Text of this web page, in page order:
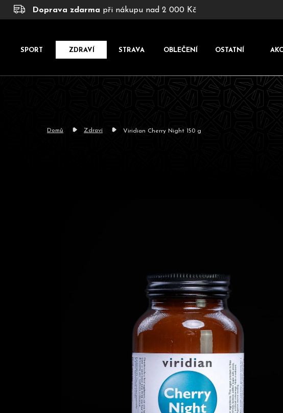
Přejít
Doprava zdarma při nákupu nad 2 000 Kč
SPORT ZDRAVÍ STRAVA OBLEČENÍ OSTATNÍ
Domů Zdraví Viridian Cherry Night 150 g
o